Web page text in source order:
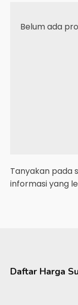
Belum ada
Tanyakan pada
informasi yang
Daftar Harga